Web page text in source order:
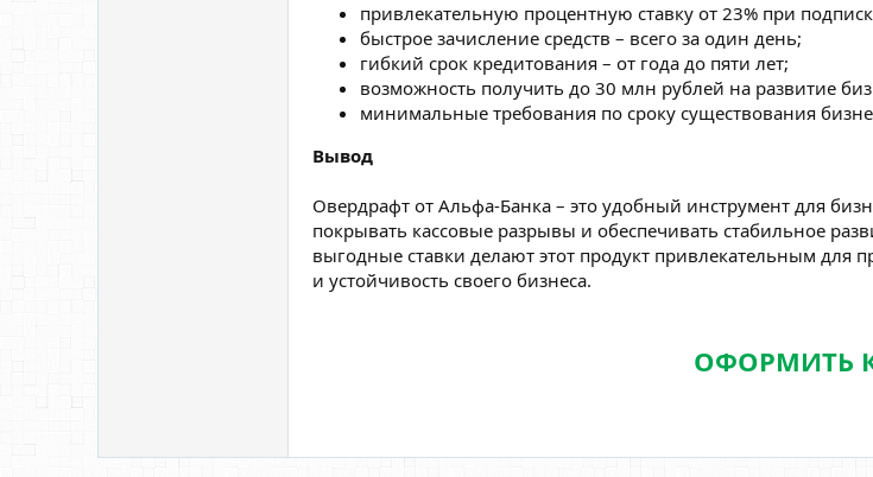
привлекательную процентную ставку от 23% при
быстрое зачисление средств – всего за один день;
гибкий срок кредитования – от года до пяти лет;
возможность получить до 30 млн рублей на развитие
минимальные требования по сроку существования
Вывод
Овердрафт от Альфа-Банка – это удобный инструмент для
покрывать кассовые разрывы и обеспечивать стабильное
выгодные ставки делают этот продукт привлекательным
и устойчивость своего бизнеса.
ОФОРМИТЬ